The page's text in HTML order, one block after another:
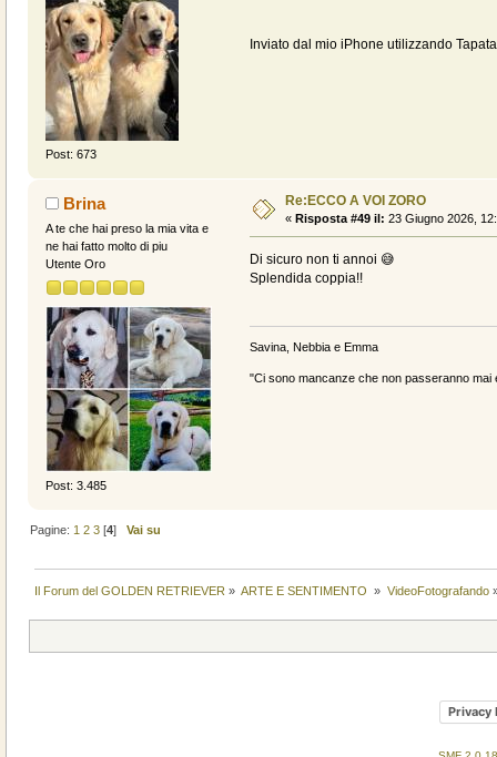
Post: 673
Inviato dal mio iPhone utilizzando
Brina
A te che hai preso la mia vita e
ne hai fatto molto di piu
Utente Oro
Post: 3.485
Re:ECCO A VOI ZORO
« Risposta #49 il: 23 Giugno 2026,
Di sicuro non ti annoi 😅
Splendida coppia!!
Savina, Nebbia e Emma
"Ci sono mancanze che non passeranno
Pagine: 1 2 3 [4]Vai su
Il Forum del GOLDEN RETRIEVER » ARTE E SENTIMENTO » VideoFotografando
Privacy